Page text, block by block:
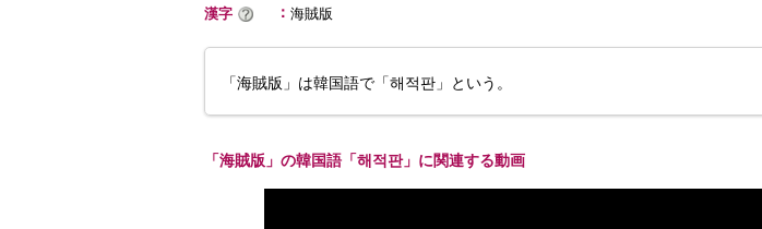
漢字
： 海賊版
「海賊版」は韓国語で「해적판」という。
「海賊版」の韓国語「해적판」に関連する動画